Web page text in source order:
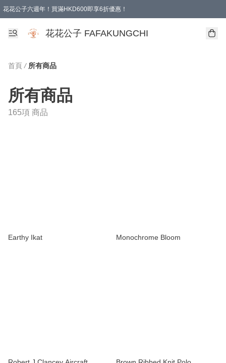
花花公子六週年！買滿HKD600即享6折優惠！
購物滿 HKD 600.00即享免運費優惠！（適用於 本地取貨 )
花花公子 FAFAKUNGCHI
首頁 / 所有商品
所有商品
165項 商品
Earthy Ikat Monochrome Bloom